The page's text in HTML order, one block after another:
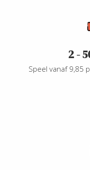
2 -
Speel vanaf 9,85